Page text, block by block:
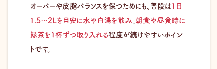
オーバーや皮脂バランスを保つためにも、普段は 1日
1.5〜2Lを目安に水や白湯を飲み 朝食や昼食時に
緑茶を1杯ずつ取り入れる程度が続けやすいポイン
トです。